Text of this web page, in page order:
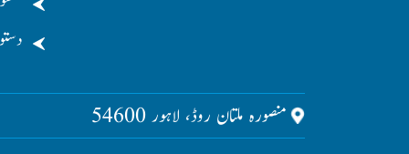
منصورہ ملتان روڈ، لاہور 54600